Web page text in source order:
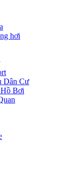
hơi
Dân Cư
Bơi